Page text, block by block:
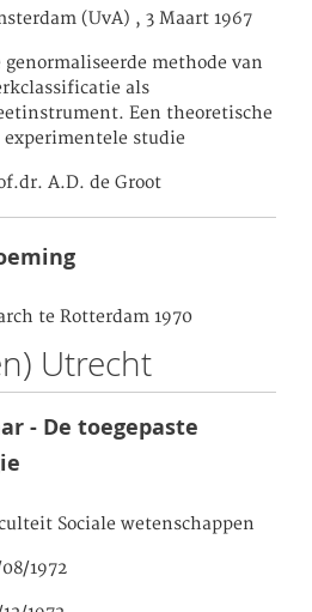
(UvA) , 3 Maart 1967
genormaliseerde methode van
als
Een theoretische
experimentele studie
A.D. de Groot
te Rotterdam 1970
Utrecht
- De toegepaste
Sociale wetenschappen
1972